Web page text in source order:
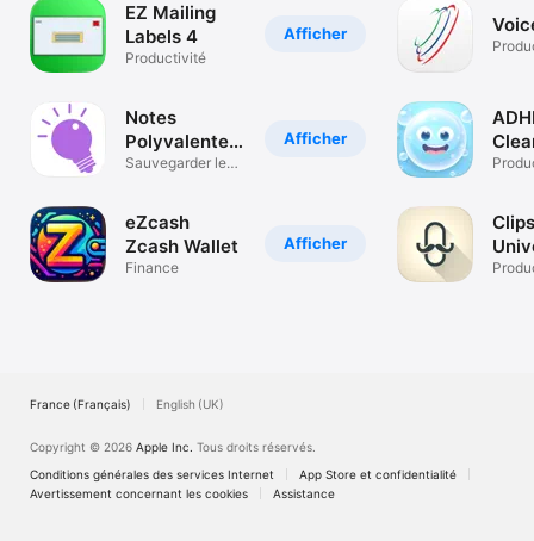
Afficher
EZ Mailing
Labels 4
Productivité
Afficher
Notes
Polyvalentes
Pro
Sauvegarder les
Afficher
eZcash
Zcash Wallet
Finance
France (Français) English (UK)
Copyright © 2026 Apple Inc. Tous droits réservés.
Conditions générales des services Internet
App Store et confidentialité
Avertissement concernant les cookies
Assistance